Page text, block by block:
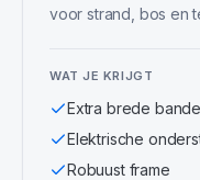
voor strand, bos en
WAT JE KRIJGT
Extra brede
Elektrische
Robuust frame